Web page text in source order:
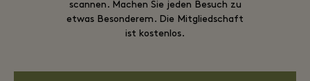
scannen. Machen Sie jeden Besuch zu
etwas Besonderem. Die Mitgliedschaft
ist kostenlos.